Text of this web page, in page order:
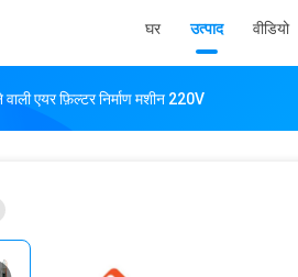
घर उत्पाद वीडियो
एयर फ़िल्टर निर्माण मशीन 220V